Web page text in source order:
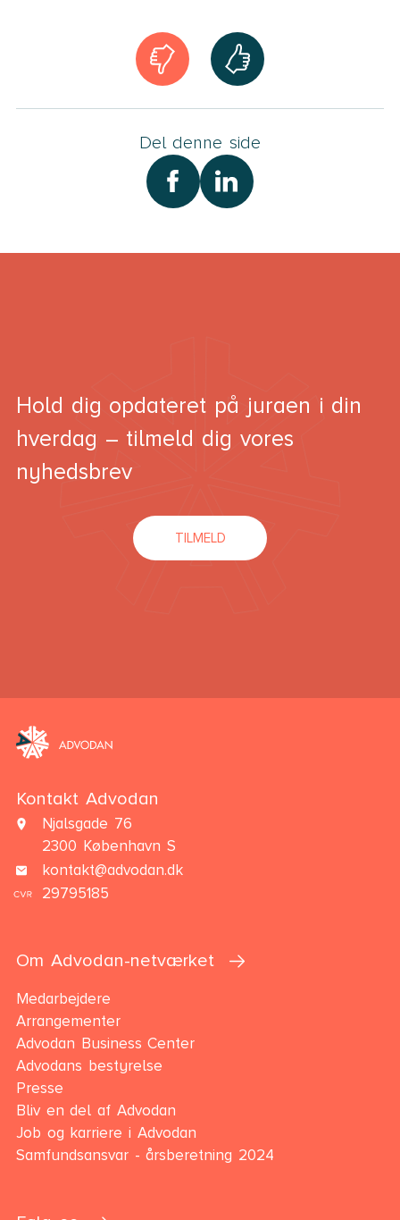
Del denne side
Kontakt Advodan
Njalsgade 76
2300 København S
kontakt@advodan.dk
29795185
Om Advodan-netværket
Medarbejdere
Arrangementer
Advodan Business Center
Advodans bestyrelse
Presse
Bliv en del af Advodan
Job og karriere i Advodan
Samfundsansvar - årsberetning 2024
Hold dig opdateret på juraen i din
hverdag – tilmeld dig vores
nyhedsbrev
TILMELD